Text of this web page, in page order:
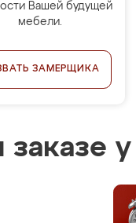
Вашей будущей
мебели.
ЗАМЕРЩИКА